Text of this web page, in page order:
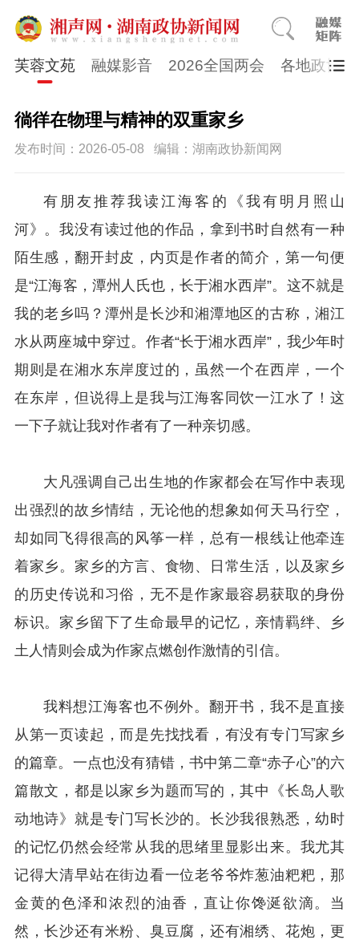
芙蓉文苑 融媒影音 2026全国两会 各地政协
徜徉在物理与精神的双重家乡
发布时间：2026-05-08 编辑：湖南政协新闻网
有朋友推荐我读江海客的《我有明月照山
河》。我没有读过他的作品，拿到书时自然有一种
陌生感，翻开封皮，内页是作者的简介，第一句便
是“江海客，潭州人氏也，长于湘水西岸”。这不就是
我的老乡吗？潭州是长沙和湘潭地区的古称，湘江
水从两座城中穿过。作者“长于湘水西岸”，我少年时
期则是在湘水东岸度过的，虽然一个在西岸，一个
在东岸，但说得上是我与江海客同饮一江水了！这
一下子就让我对作者有了一种亲切感。
大凡强调自己出生地的作家都会在写作中表现
出强烈的故乡情结，无论他的想象如何天马行空，
却如同飞得很高的风筝一样，总有一根线让他牵连
着家乡。家乡的方言、食物、日常生活，以及家乡
的历史传说和习俗，无不是作家最容易获取的身份
标识。家乡留下了生命最早的记忆，亲情羁绊、乡
土人情则会成为作家点燃创作激情的引信。
我料想江海客也不例外。翻开书，我不是直接
从第一页读起，而是先找找看，有没有专门写家乡
的篇章。一点也没有猜错，书中第二章“赤子心”的六
篇散文，都是以家乡为题而写的，其中《长岛人歌
动地诗》就是专门写长沙的。长沙我很熟悉，幼时
的记忆仍然会经常从我的思绪里显影出来。我尤其
记得大清早站在街边看一位老爷爷炸葱油粑粑，那
金黄的色泽和浓烈的油香，直让你馋涎欲滴。当
然，长沙还有米粉、臭豆腐，还有湘绣、花炮，更